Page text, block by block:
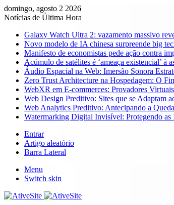
domingo, agosto 2 2026
Notícias de Última Hora
Galaxy Watch Ultra 2: vazamento massivo
Novo modelo de IA chinesa surpreende big
Manifesto de economistas pede ação contra
Acúmulo de satélites é ‘ameaça existencial’ à
Áudio Espacial na Web: Imersão Sonora
Zero Trust Architecture na Hospedagem: O
WebXR em E-commerces: Provadores
Web Design Preditivo: Sites que se Adaptam
Web Analytics Preditivo: Antecipando a
Watermarking Digital Invisível: Protegendo as
Entrar
Artigo aleatório
Barra Lateral
Menu
Switch skin